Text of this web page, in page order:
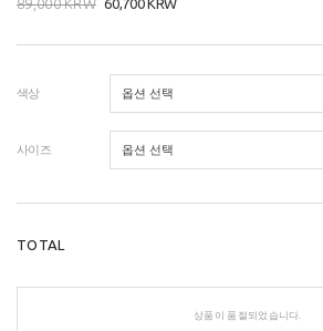
89,000KRW 60,700KRW
색상
사이즈
TOTAL
상품이 품절되었습니다.